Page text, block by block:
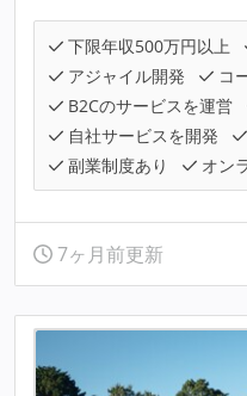
下限年収500万円以上
アジャイル開発
コ
B2Cのサービスを運営
自社サービスを開発
副業制度あり
オン
7ヶ月前更新